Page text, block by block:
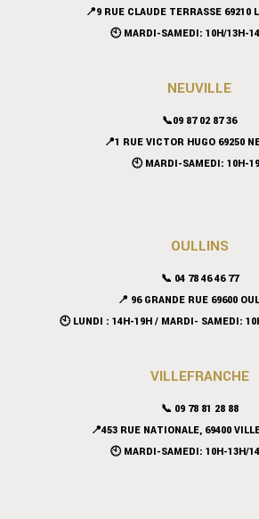
📍9 RUE CLAUDE TERRASSE 69210
🕙 MARDI-SAMEDI: 10H/13H-
NEUVILLE
📞09 87 02 87 36
📍1 RUE VICTOR HUGO 69250
🕙 MARDI-SAMEDI: 10H-
OULLINS
📞 04 78 46 46 77
📍 96 GRANDE RUE 69600
🕙 LUNDI : 14H-19H / MARDI- SAMEDI:
VILLEFRANCHE
📞 09 78 81 28 88
📍453 RUE NATIONALE, 69400
🕙 MARDI-SAMEDI: 10H-13H/